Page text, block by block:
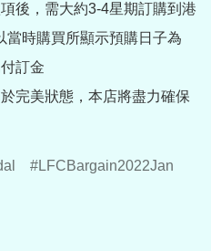
後，需大約3-4星期訂購到港
當時購買所顯示預購日子為
訂金
完美狀態，本店將盡力確保
LFCBargain2022Jan